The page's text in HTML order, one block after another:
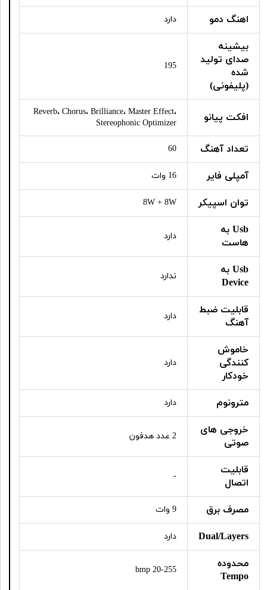
اهنگ دمو دارد
بیشینه
صدای تولید
شده
(پلیفونی)
195
افکت پیانو
Reverb، Chorus، Brilliance، Master Effect،
Stereophonic Optimizer
تعداد آهنگ 60
آمپلی فایر 16 وات
توان اسپیکر 8W + 8W
Usb به
هاست
دارد
Usb به
Device
ندارد
قابلیت ضبط
آهنگ
دارد
خاموش
کنندگی
خودکار
دارد
مترونوم دارد
خروجی های
صوتی
2 عدد هدفون
قابلیت
اتصال
-
مصرف برق 9 وات
Dual/Layers دارد
محدوده
Tempo
20-255 bmp